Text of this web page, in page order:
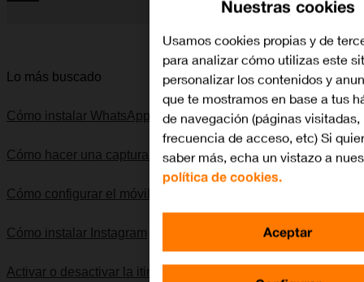
Lo más buscado
Cómo instalar WhatsApp Messenger
Cómo hacer una captura de pantalla
Cómo configurar el móvil para internet
Cómo instalar Instagram
Activar o desactivar la itinerancia de datos
Nuestras cookies
Usamos cookies propias y de
para analizar cómo utilizas este
personalizar los contenidos y
que te mostramos en base a tus
de navegación (páginas visitadas,
frecuencia de acceso, etc) Si
saber más, echa un vistazo a
política de cookies.
Aceptar